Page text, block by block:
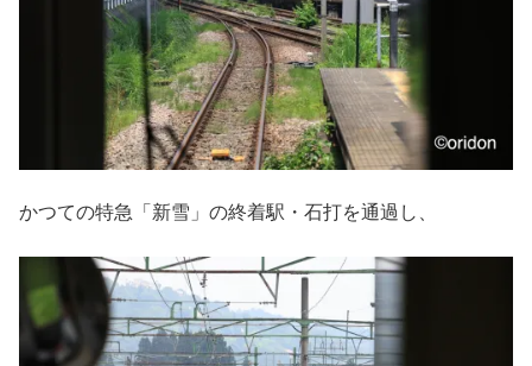
かつての特急「新雪」の終着駅・石打を通過し、